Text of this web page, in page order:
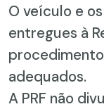
O veículo e
entregues à
adequados.
A PRF não